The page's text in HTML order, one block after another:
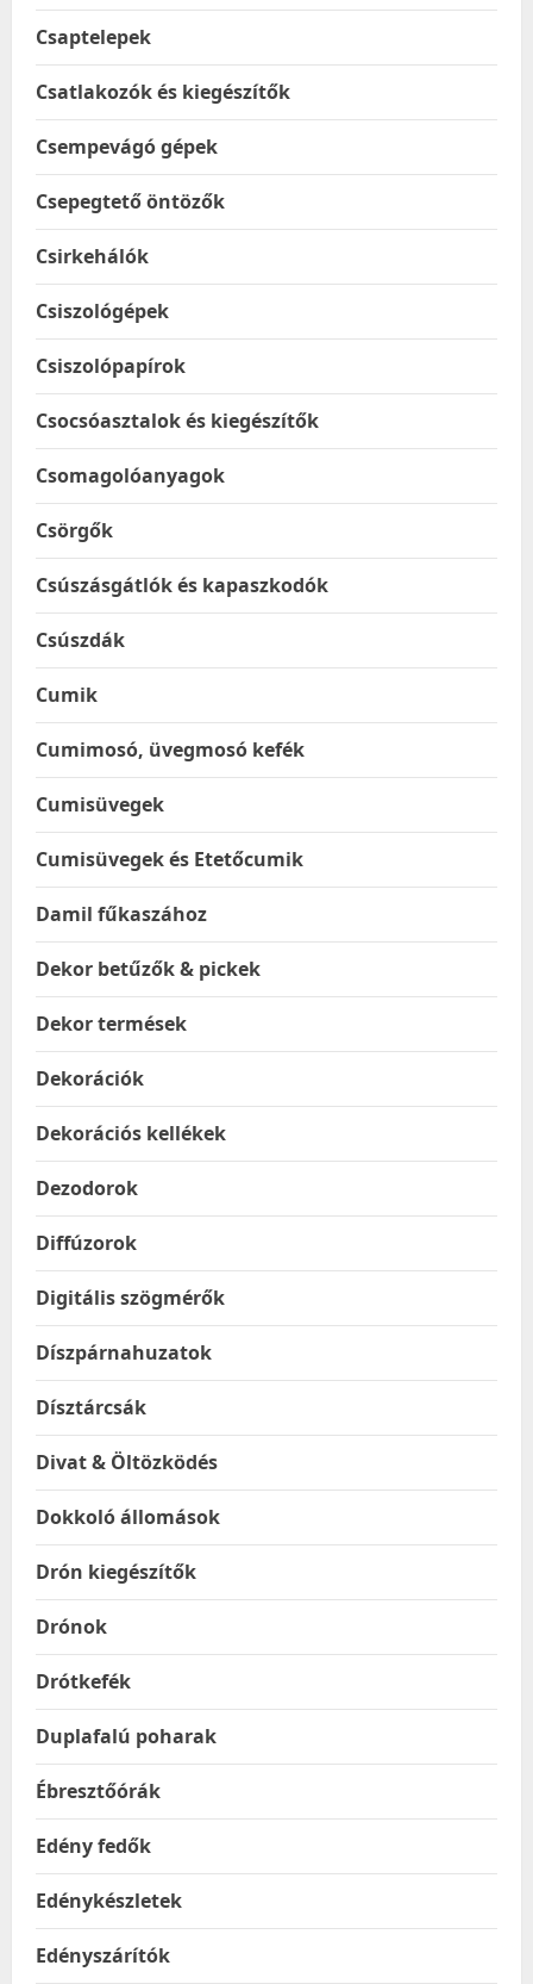
Csaptelepek
Csatlakozók és kiegészítők
Csempevágó gépek
Csepegtető öntözők
Csirkehálók
Csiszológépek
Csiszolópapírok
Csocsóasztalok és kiegészítők
Csomagolóanyagok
Csörgők
Csúszásgátlók és kapaszkodók
Csúszdák
Cumik
Cumimosó, üvegmosó kefék
Cumisüvegek
Cumisüvegek és Etetőcumik
Damil fűkaszához
Dekor betűzők & pickek
Dekor termések
Dekorációk
Dekorációs kellékek
Dezodorok
Diffúzorok
Digitális szögmérők
Díszpárnahuzatok
Dísztárcsák
Divat & Öltözködés
Dokkoló állomások
Drón kiegészítők
Drónok
Drótkefék
Duplafalú poharak
Ébresztőórák
Edény fedők
Edénykészletek
Edényszárítók